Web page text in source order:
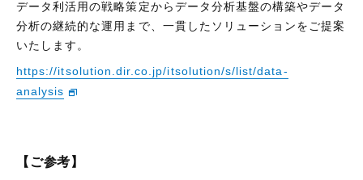
データ利活用の戦略策定からデータ分析基盤の構築やデータ
分析の継続的な運用まで、一貫したソリューションをご提案
いたします。
https://itsolution.dir.co.jp/itsolution/s/list/data-
analysis
【ご参考】